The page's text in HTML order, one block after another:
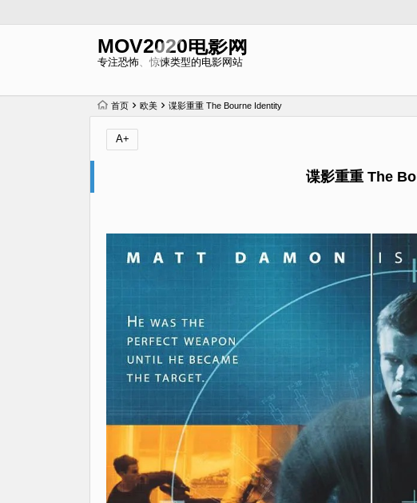
MOV2020电影网
专注恐怖、惊悚类型的电影网站
首页 欧美 谍影重重 The Bourne Identity
谍影重重 The
A+